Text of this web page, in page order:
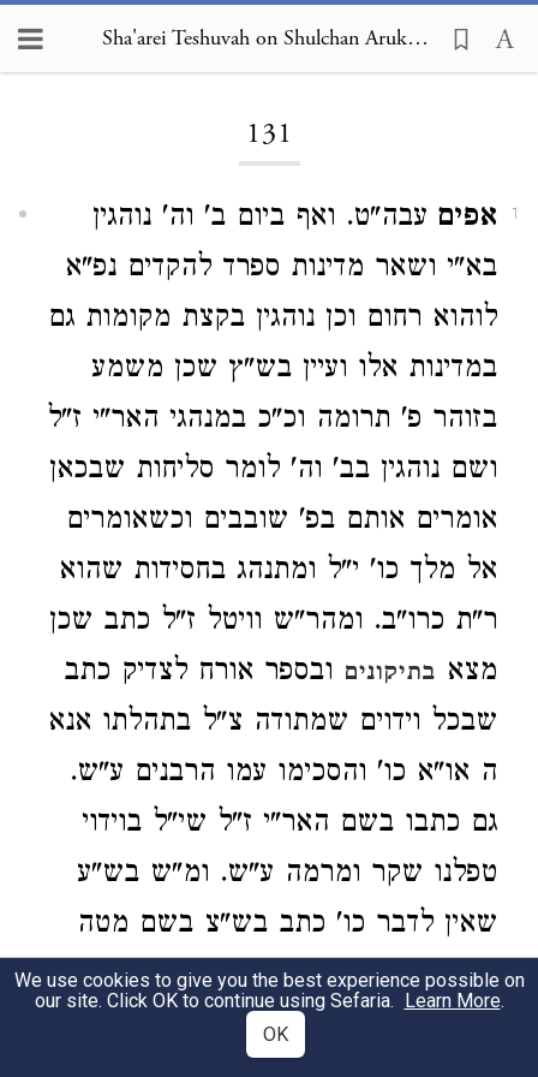
Sha'arei Teshuvah on Shulchan Arukh, Orach Chayim 131
131
1 אפים עבה"ט. ואף ביום ב' וה' נוהגין
בא"י ושאר מדינות ספרד להקדים נפ"א
לוהוא רחום וכן נוהגין בקצת מקומות גם
במדינות אלו ועיין בש"ץ שכן משמע
בזוהר פ' תרומה וכ"כ במנהגי האר"י ז"ל
ושם נוהגין בב' וה' לומר סליחות שבכאן
אומרים אותם בפ' שובבים וכשאומרים
אל מלך כו' י"ל ומתנהג בחסידות שהוא
ר"ת כרו"ב. ומהר"ש וויטל ז"ל כתב שכן
מצא בתיקונים ובספר אורח לצדיק כתב
שבכל וידוים שמתודה צ"ל בתהלתו אנא
ה או"א כו' והסכימו עמו הרבנים ע"ש.
גם כתבו בשם האר"י ז"ל שי"ל בוידוי
טפלנו שקר ומרמה ע"ש. ומ"ש בש"ע
שאין לדבר כו' כתב בש"צ בשם מטה
יהודה דאע"ג שכתב בב"י דהוי כתפלה
אריכתא מ"מ אם שמע בעודו נופל קדיש
We use cookies to give you the best experience possible on
our site. Click OK to continue using Sefaria. Learn More.
OK